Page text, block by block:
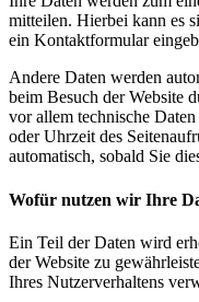
mitteilen. Hierbei kann es
ein Kontaktformular
Andere Daten werden
beim Besuch der Website
vor allem technische
oder Uhrzeit des
automatisch, sobald Sie
Wofür nutzen wir Ihre
Ein Teil der Daten wird
der Website zu
Ihres Nutzerverhaltens